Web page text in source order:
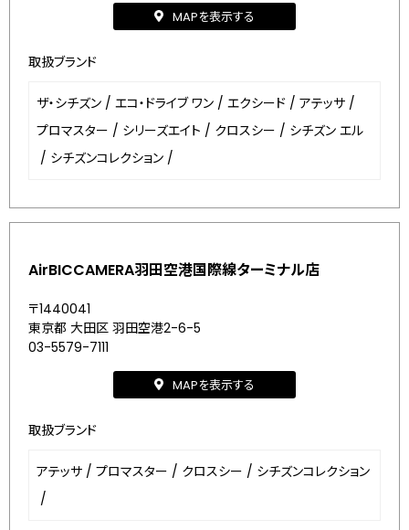
MAPを表示する
取扱ブランド
ザ・シチズン / エコ・ドライブ ワン / エクシード / アテッサ /
プロマスター / シリーズエイト / クロスシー / シチズン エル
/ シチズンコレクション /
AirBICCAMERA羽田空港国際線ターミナル店
〒1440041
東京都 大田区 羽田空港2-6-5
03-5579-7111
MAPを表示する
取扱ブランド
アテッサ / プロマスター / クロスシー / シチズンコレクション
/